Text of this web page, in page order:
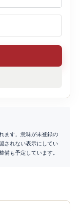
ます。意味が未登録の
されない表示にしてい
備も予定しています。